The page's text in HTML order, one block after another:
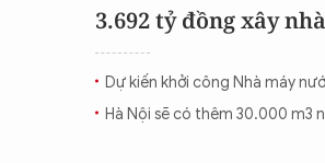
3.692 tỷ đồng xây
Dự kiến khởi công Nhà máy
Hà Nội sẽ có thêm 30.000 m3